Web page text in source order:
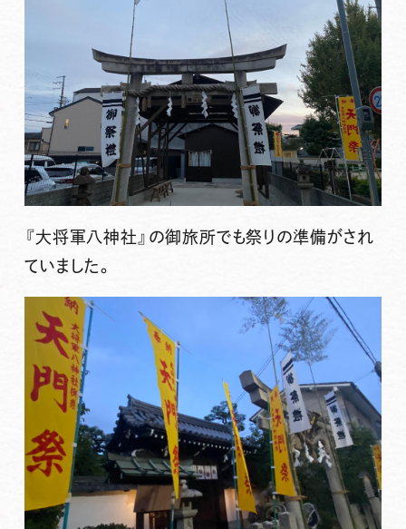
『大将軍八神社』の御旅所でも祭りの準備がされ
ていました。